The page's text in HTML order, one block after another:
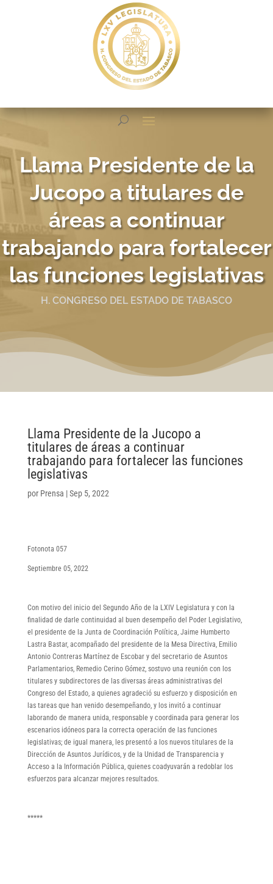
Llama Presidente de la
Jucopo a titulares de
áreas a continuar
trabajando para fortalecer
las funciones legislativas
H. CONGRESO DEL ESTADO DE TABASCO
Llama Presidente de la Jucopo a
titulares de áreas a continuar
trabajando para fortalecer las funciones
legislativas
por Prensa |Sep 5, 2022
Fotonota 057
Septiembre 05, 2022
Con motivo del inicio del Segundo Año de la LXIV Legislatura y con la
finalidad de darle continuidad al buen desempeño del Poder Legislativo,
el presidente de la Junta de Coordinación Política, Jaime Humberto
Lastra Bastar, acompañado del presidente de la Mesa Directiva, Emilio
Antonio Contreras Martínez de Escobar y del secretario de Asuntos
Parlamentarios, Remedio Cerino Gómez, sostuvo una reunión con los
titulares y subdirectores de las diversas áreas administrativas del
Congreso del Estado, a quienes agradeció su esfuerzo y disposición en
las tareas que han venido desempeñando, y los invitó a continuar
laborando de manera unida, responsable y coordinada para generar los
escenarios idóneos para la correcta operación de las funciones
legislativas; de igual manera, les presentó a los nuevos titulares de la
Dirección de Asuntos Jurídicos, y de la Unidad de Transparencia y
Acceso a la Información Pública, quienes coadyuvarán a redoblar los
esfuerzos para alcanzar mejores resultados.
*****